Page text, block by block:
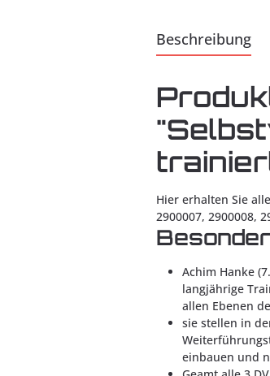
Beschreibung
Hier erhalten Sie
2900007, 2900008,
Achim Hanke
langjährige
allen Ebenen
sie stellen in
einbauen und